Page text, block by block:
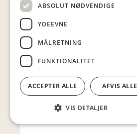
Aktiviteter for familien
efter lukketid
ABSOLUT NØDVENDIGE
YDEEVNE
MÅLRETNING
FUNKTIONALITET
ACCEPTER ALLE AFVIS ALLE
VIS DETALJER